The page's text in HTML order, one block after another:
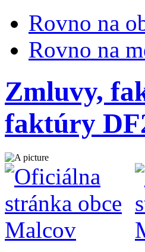
Rovno na
Rovno na
Zmluvy,
faktúry